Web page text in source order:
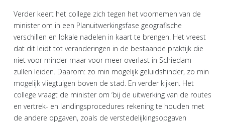
Verder keert het college zich tegen het voornemen van de
minister om in een Planuitwerkingsfase geografische
verschillen en lokale nadelen in kaart te brengen. Het vreest
dat dit leidt tot veranderingen in de bestaande praktijk die
niet voor minder maar voor meer overlast in Schiedam
zullen leiden. Daarom: zo min mogelijk geluidshinder, zo min
mogelijk vliegtuigen boven de stad. En verder kijken. Het
college vraagt de minister om ‘bij de uitwerking van de routes
en vertrek- en landingsprocedures rekening te houden met
de andere opgaven, zoals de verstedelijkingsopgaven